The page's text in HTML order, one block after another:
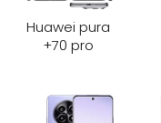
Huawei pura
70 pro+